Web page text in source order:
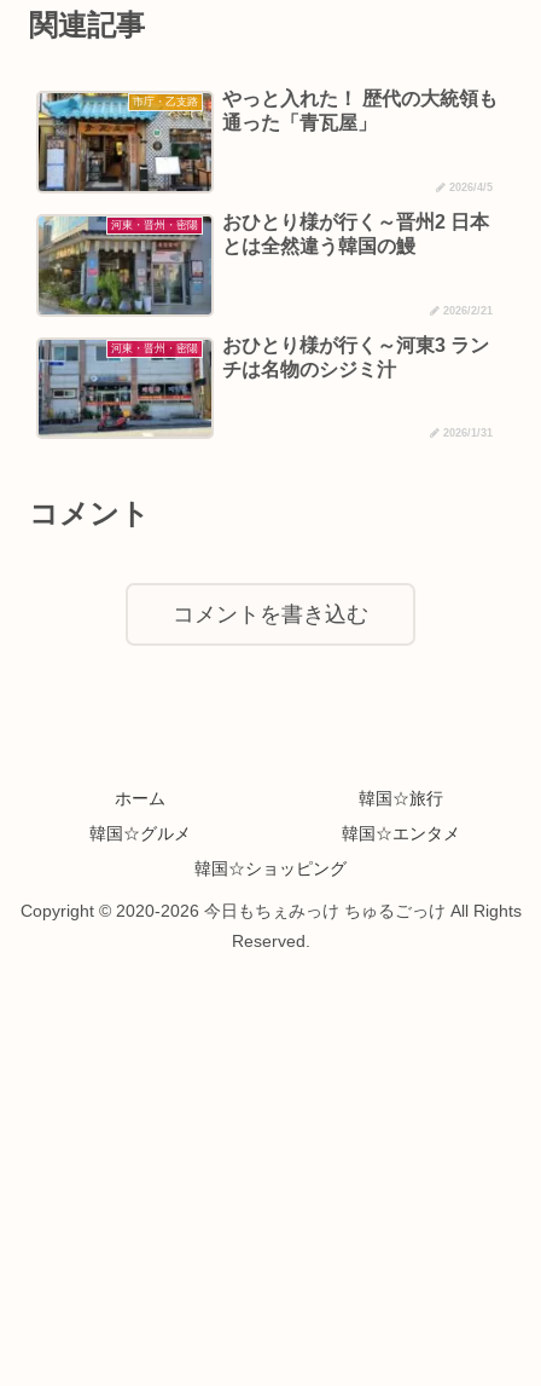
関連記事
市庁・乙支路
やっと入れた！ 歴代の大統領も
通った「青瓦屋」
2026/4/5
河東・晋州・密陽
おひとり様が行く～晋州2 日本
とは全然違う韓国の鰻
2026/2/21
河東・晋州・密陽
おひとり様が行く～河東3 ラン
チは名物のシジミ汁
2026/1/31
コメント
コメントを書き込む
ホーム
韓国☆旅行
韓国☆グルメ
韓国☆エンタメ
韓国☆ショッピング
Copyright © 2020-2026 今日もちぇみっけ ちゅるごっけ All Rights
Reserved.